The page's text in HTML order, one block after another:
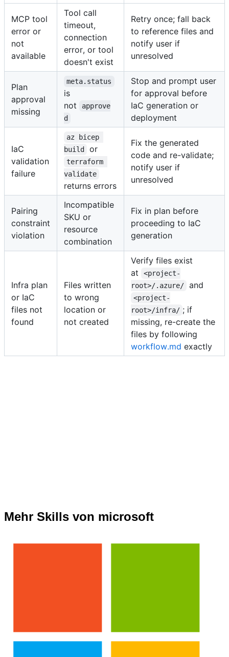
MCP tool
error or
not
available
Tool call
timeout,
connection
error, or tool
doesn't exist
Retry once; fall back
to reference files and
notify user if
unresolved
Plan
approval
missing
meta.status
is
not
approve
d
Stop and prompt user
for approval before
IaC generation or
deployment
IaC
validation
failure
az bicep
build
or
terraform
validate
returns errors
Fix the generated
code and re-validate;
notify user if
unresolved
Pairing
constraint
violation
Incompatible
SKU or
resource
combination
Fix in plan before
proceeding to IaC
generation
Infra plan
or IaC
files not
found
Files written
to wrong
location or
not created
Verify files exist
at
<project-
root>/.azure/
and
<project-
root>/infra/ ; if
missing, re-create the
files by following
workflow.md exactly
Mehr Skills von microsoft